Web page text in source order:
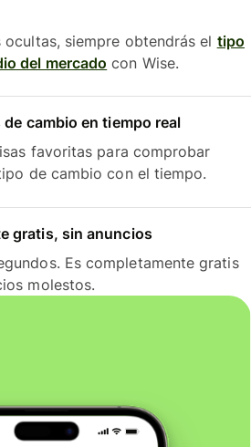
ocultas, siempre obtendrás el tipo
del mercado con Wise.
cambio en tiempo real
favoritas para comprobar
de cambio con el tiempo.
gratis, sin anuncios
Es completamente gratis
molestos.